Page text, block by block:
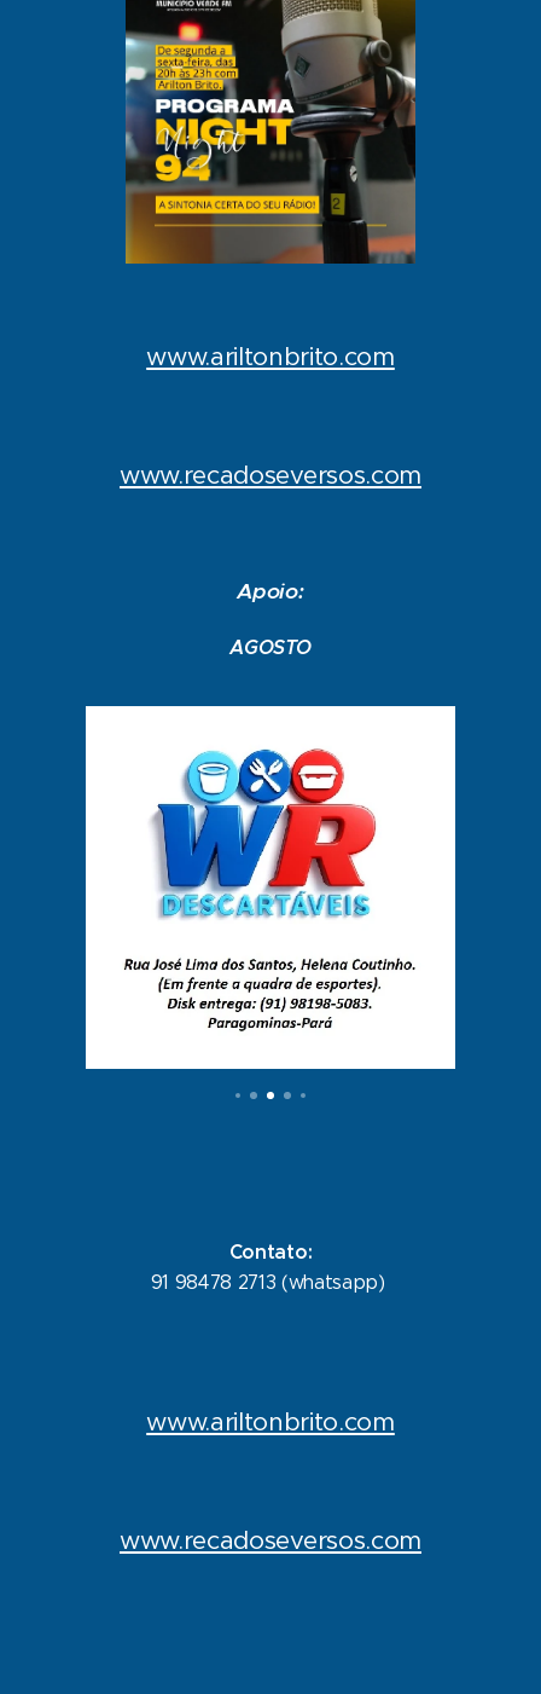
www.ariltonbrito.com
www.recadoseversos.com
Apoio:
AGOSTO
Contato:
91 98478 2713 (whatsapp)
www.ariltonbrito.com
www.recadoseversos.com